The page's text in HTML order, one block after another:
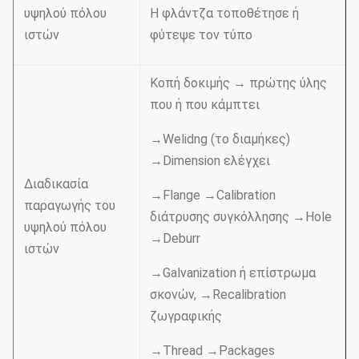
υψηλού πόλου
ιστών
Η φλάντζα τοποθέτησε ή
φύτεψε τον τύπο
Διαδικασία
παραγωγής του
υψηλού πόλου
ιστών
Κοπή δοκιμής → πρώτης ύλης
που ή που κάμπτει
→Welidng (το διαμήκες)
→Dimension ελέγχει
→Flange →Calibration
διάτρυσης συγκόλλησης →Hole
→Deburr
→Galvanization ή επίστρωμα
σκονών, →Recalibration
ζωγραφικής
→Thread →Packages